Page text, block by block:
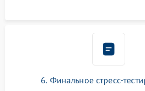
6. Финальное стресс-